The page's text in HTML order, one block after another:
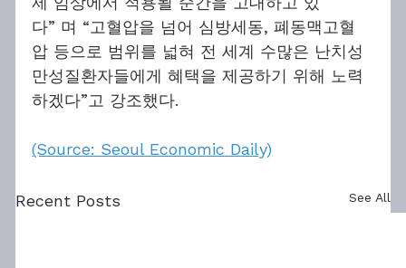
다” 며 “고혈압을 넘어 심방세동, 폐동맥고혈
압 등으로 범위를 넓혀 전 세계 수많은 난치성
만성질환자들에게 혜택을 제공하기 위해 노력
하겠다”고 강조했다.
(Source: Seoul Economic Daily)
Recent Posts See All